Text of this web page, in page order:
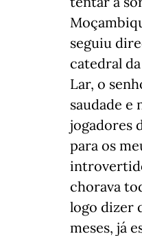
seguiu
catedral
Lar, o
saudade e
jogadores
para os
chorava
logo dizer
meses, já